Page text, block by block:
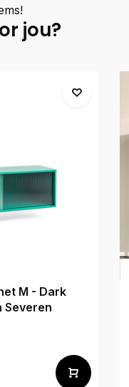
jou?
M - Dark
Severen